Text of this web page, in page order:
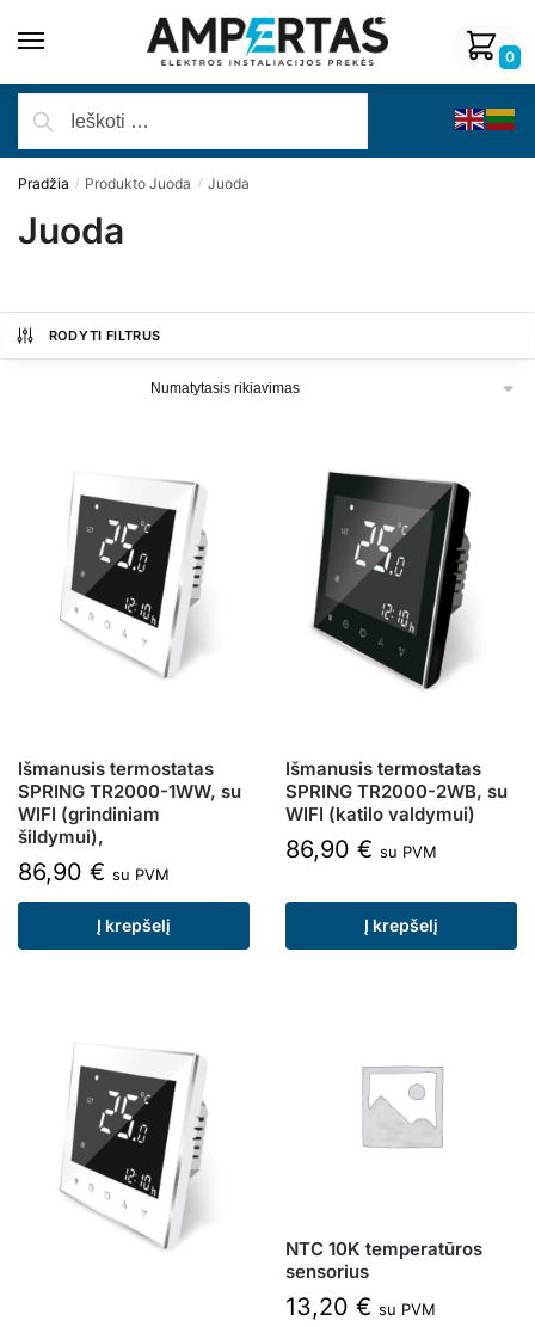
0
Pradžia / Produkto Juoda / Juoda
Juoda
RODYTI FILTRUS
Išmanusis termostatas
SPRING TR2000-1WW, su
WIFI (grindiniam
šildymui),
86,90 € su PVM
Į krepšelį
Išmanusis termostatas
SPRING TR2000-2WB, su
WIFI (katilo valdymui)
86,90 € su PVM
Į krepšelį
NTC 10K temperatūros
sensorius
13,20 € su PVM